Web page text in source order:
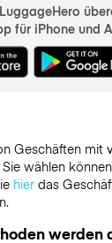
für iPhone und
Geschäften mit
wählen
hierdas
werden